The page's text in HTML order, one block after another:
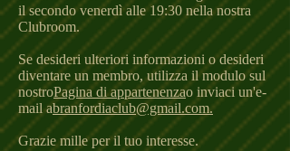
il secondo venerdì alle 19:30 nella nostra
Clubroom.
Se desideri ulteriori informazioni o desideri
diventare un membro, utilizza il modulo sul
nostroPagina di appartenenzao inviaci un'e-
mail abranfordiaclub@gmail.com.
Grazie mille per il tuo interesse.